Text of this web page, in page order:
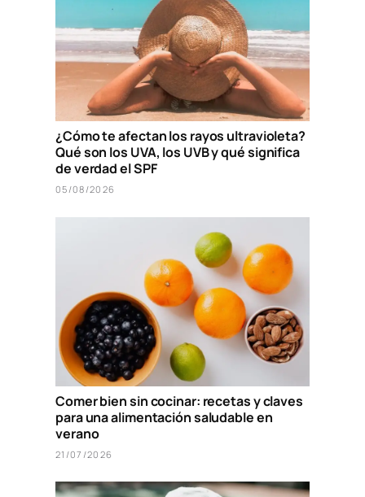
¿Cómo te afectan los rayos ultravioleta?
Qué son los UVA, los UVB y qué significa
de verdad el SPF
05/08/2026
Comer bien sin cocinar: recetas y claves
para una alimentación saludable en
verano
21/07/2026